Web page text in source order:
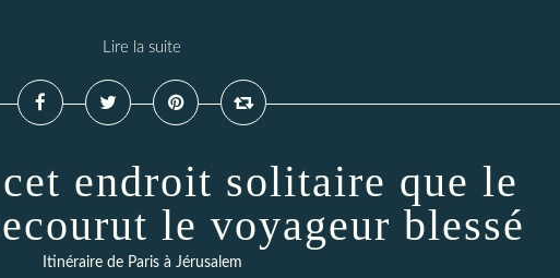
Lire la suite
endroit solitaire que le
le voyageur blessé
Itinéraire de Paris à Jérusalem